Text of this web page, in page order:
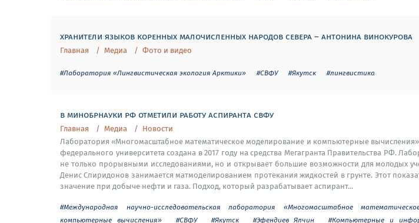
хранители языков коренных малочисленных народов севера – антонина винокурова
Главная Медиа Фото и видео
#Лаборатория «Лингвистическая экология Арктики» #СВФУ #Якутск #лингвистика
в минобрнауки рф отметили работу аспиранта свфу
Главная Медиа
Новости
Лаборатория «Многомасштабное математическое моделирование и компьютерные
федерального университета создана в 2017 году на средства Мегагранта Правительства РФ.
не только прорывными исследованиями, но и открывает большие возможности для молодых
Денис Спиридонов занимается матмоделированием протекания жидкостей в грунте. Этот
значение при добыче нефти и газа. Подход, который разрабатывает аспирант...
#Международная научно-исследовательская лаборатория «Многомасштабное
компьютерные вычисления»
#СВФУ #Якутск #Эфендиев Ялчин
#Компьютерные и